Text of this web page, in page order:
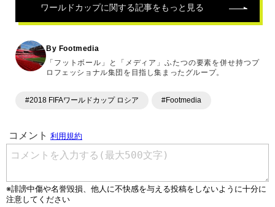
ワールドカップに関する記事をもっと見る
By Footmedia
「フットボール」と「メディア」ふたつの要素を併せ持つプ
ロフェッショナル集団を目指し集まったグループ。
#2018 FIFAワールドカップ ロシア #Footmedia